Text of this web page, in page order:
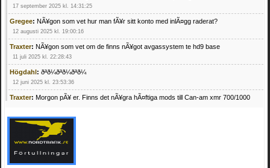
17 september 2025 kl. 14:31:25
Gregee: NÃ¥gon som vet hur man fÃ¥r sitt konto med inlÃ¤gg raderat?
12 augusti 2025 kl. 19:00:16
Traxter: NÃ¥gon som vet om de finns nÃ¥got avgassystem te hd9 base
11 juli 2025 kl. 22:28:43
Högdahl: ðªð¼ðªð¼ðªð¼
12 juni 2025 kl. 23:53:36
Traxter: Morgon pÃ¥ er. Finns det nÃ¥gra hÃ¤ftiga mods till Can-am xmr 700/1000
Mrhandsome:SÃ¶ker defekta/trasiga fyrhjulingar. Jag betalar bra och du kan nÃ¥ mig
pÃ¥ 0709955029 eller hv.alexandersson@gmail.com ifall du har en som du vill sÃ¤lja
mvh Hugo
21 februari 2025 kl. 09:25:52